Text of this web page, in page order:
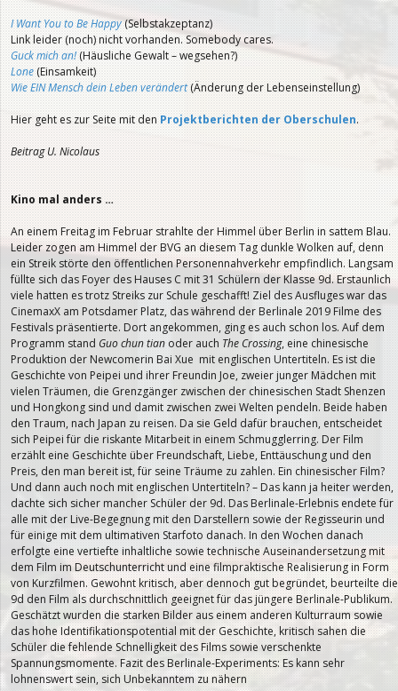
I Want You to Be Happy(Selbstakzeptanz)
Link leider (noch) nicht vorhanden. Somebody cares.
Guck mich an!(Häusliche Gewalt – wegsehen?)
Lone(Einsamkeit)
Wie EIN Mensch dein Leben verändert(Änderung der Lebenseinstellung)
Hier geht es zur Seite mit den Projektberichten der Oberschulen.
Beitrag U. Nicolaus
Kino mal anders …
An einem Freitag im Februar strahlte der Himmel über Berlin in sattem Blau.
Leider zogen am Himmel der BVG an diesem Tag dunkle Wolken auf, denn
ein Streik störte den öffentlichen Personennahverkehr empfindlich. Langsam
füllte sich das Foyer des Hauses C mit 31 Schülern der Klasse 9d. Erstaunlich
viele hatten es trotz Streiks zur Schule geschafft! Ziel des Ausfluges war das
CinemaxX am Potsdamer Platz, das während der Berlinale 2019 Filme des
Festivals präsentierte. Dort angekommen, ging es auch schon los. Auf dem
Programm stand Guo chun tian oder auch The Crossing, eine chinesische
Produktion der Newcomerin Bai Xue mit englischen Untertiteln. Es ist die
Geschichte von Peipei und ihrer Freundin Joe, zweier junger Mädchen mit
vielen Träumen, die Grenzgänger zwischen der chinesischen Stadt Shenzen
und Hongkong sind und damit zwischen zwei Welten pendeln. Beide haben
den Traum, nach Japan zu reisen. Da sie Geld dafür brauchen, entscheidet
sich Peipei für die riskante Mitarbeit in einem Schmugglerring. Der Film
erzählt eine Geschichte über Freundschaft, Liebe, Enttäuschung und den
Preis, den man bereit ist, für seine Träume zu zahlen. Ein chinesischer Film?
Und dann auch noch mit englischen Untertiteln? – Das kann ja heiter werden,
dachte sich sicher mancher Schüler der 9d. Das Berlinale-Erlebnis endete für
alle mit der Live-Begegnung mit den Darstellern sowie der Regisseurin und
für einige mit dem ultimativen Starfoto danach. In den Wochen danach
erfolgte eine vertiefte inhaltliche sowie technische Auseinandersetzung mit
dem Film im Deutschunterricht und eine filmpraktische Realisierung in Form
von Kurzfilmen. Gewohnt kritisch, aber dennoch gut begründet, beurteilte die
9d den Film als durchschnittlich geeignet für das jüngere Berlinale-Publikum.
Geschätzt wurden die starken Bilder aus einem anderen Kulturraum sowie
das hohe Identifikationspotential mit der Geschichte, kritisch sahen die
Schüler die fehlende Schnelligkeit des Films sowie verschenkte
Spannungsmomente. Fazit des Berlinale-Experiments: Es kann sehr
lohnenswert sein, sich Unbekanntem zu nähern